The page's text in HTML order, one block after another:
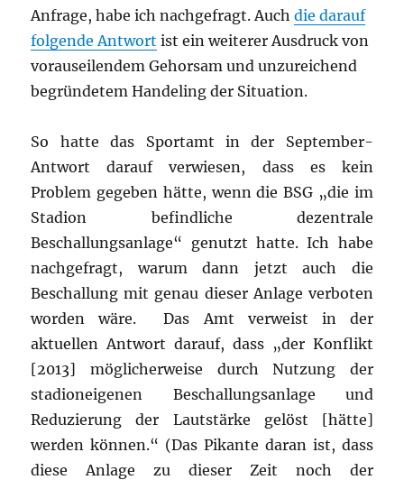
Anfrage, habe ich nachgefragt. Auchdie darauf
folgende Antwort ist ein weiterer Ausdruck von
vorauseilendem Gehorsam und unzureichend
begründetem Handeling der Situation.
So hatte das Sportamt in der September-
Antwort darauf verwiesen, dass es kein
Problem gegeben hätte, wenn die BSG „die im
Stadion befindliche dezentrale
Beschallungsanlage“ genutzt hatte. Ich habe
nachgefragt, warum dann jetzt auch die
Beschallung mit genau dieser Anlage verboten
worden wäre. Das Amt verweist in der
aktuellen Antwort darauf, dass „der Konflikt
[2013] möglicherweise durch Nutzung der
stadioneigenen Beschallungsanlage und
Reduzierung der Lautstärke gelöst [hätte]
werden können.“ (Das Pikante daran ist, dass
diese Anlage zu dieser Zeit noch der